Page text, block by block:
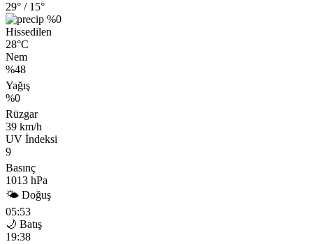
29° / 15°
%0
Hissedilen
28°C
Nem
%48
Yağış
%0
Rüzgar
39 km/h
UV İndeksi
9
Basınç
1013 hPa
🌤 Doğuş
05:53
🌙 Batış
19:38